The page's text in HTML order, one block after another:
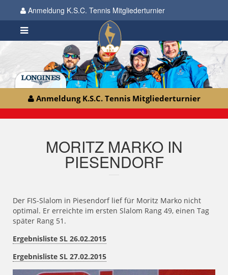
Anmeldung K.S.C. Tennis Mitgliederturnier
Anmeldung K.S.C. Tennis Mitgliederturnier
MORITZ MARKO IN
PIESENDORF
Der FIS-Slalom in Piesendorf lief für Moritz Marko nicht
optimal. Er erreichte im ersten Slalom Rang 49, einen Tag
später Rang 51.
Ergebnisliste SL 26.02.2015
Ergebnisliste SL 27.02.2015